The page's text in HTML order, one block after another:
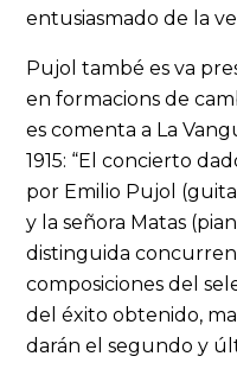
entusiasmado de la
Pujol també es va
en formacions de
es comenta a La
1915: “El concierto
por Emilio Pujol
y la señora Matas
distinguida
composiciones del
del éxito obtenido,
darán el segundo y